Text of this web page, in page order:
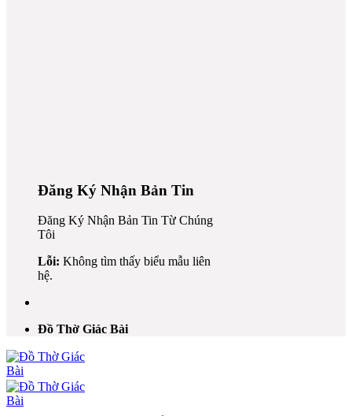
Đăng Ký Nhận Bản Tin
Đăng Ký Nhận Bản Tin Từ Chúng
Tôi
Lỗi: Không tìm thấy biểu mẫu liên
hệ.
Đồ Thờ Giác Bài